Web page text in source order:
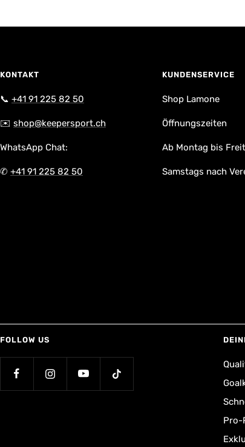
KONTAKT
📞 +41 91 225 82 50
✉️ shop@keepersport.ch
WhatsApp Chat:
✆ +41 91 225 82 50
KUNDENSERVICE
Shop Lamone
Öffnungszeiten
Ab Montag bis
Samstags nach
FOLLOW US
Pro-